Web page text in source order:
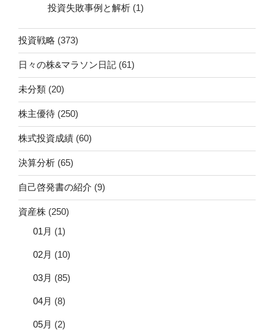
投資失敗事例と解析 (1)
投資戦略 (373)
日々の株&マラソン日記 (61)
未分類 (20)
株主優待 (250)
株式投資成績 (60)
決算分析 (65)
自己啓発書の紹介 (9)
資産株 (250)
01月 (1)
02月 (10)
03月 (85)
04月 (8)
05月 (2)